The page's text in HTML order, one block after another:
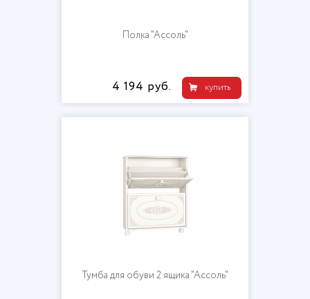
Полка "Ассоль"
купить
4 194 руб.
Тумба для обуви 2 ящика "Ассоль"